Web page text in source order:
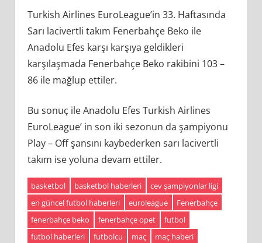
Turkish Airlines EuroLeague’in 33. Haftasında
Sarı lacivertli takım Fenerbahçe Beko ile
Anadolu Efes karşı karşıya geldikleri
karşılaşmada Fenerbahçe Beko rakibini 103 –
86 ile mağlup ettiler.
Bu sonuç ile Anadolu Efes Turkish Airlines
EuroLeague’ in son iki sezonun da şampiyonu
Play – Off şansını kaybederken sarı lacivertli
takım ise yoluna devam ettiler.
basketbol basketbol haberleri
cev şampiyonlar ligi
en güncel futbol haberleri
euroleague
Fenerbahçe
fenerbahçe beko
fenerbahçe opet
futbol
futbol haberleri
futbolcu maç
maç haberi